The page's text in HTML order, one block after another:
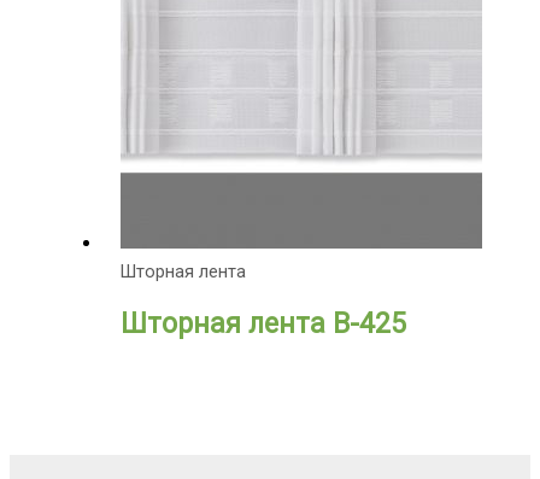
Шторная лента
Шторная лента B-425